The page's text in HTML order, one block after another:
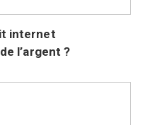
internet
l’argent ?